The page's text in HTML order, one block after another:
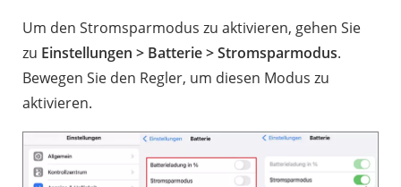
Um den Stromsparmodus zu aktivieren, gehen Sie
zu Einstellungen > Batterie > Stromsparmodus.
Bewegen Sie den Regler, um diesen Modus zu
aktivieren.